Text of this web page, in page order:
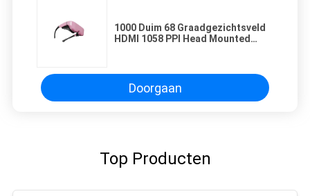
1000 Duim 68 Graadgezichtsveld
HDMI 1058 PPI Head Mounted
Doorgaan
Top Producten